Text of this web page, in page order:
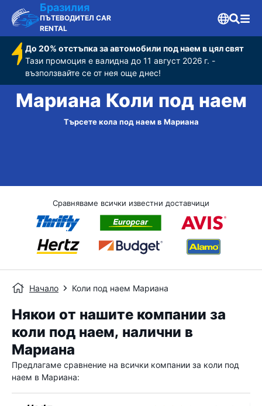
Бразилия
ПЪТЕВОДИТЕЛ CAR
RENTAL
До 20% отстъпка за автомобили под наем в цял свят
Тази промоция е валидна до 11 август 2026 г. -
възползвайте се от нея още днес!
Мариана Коли под наем
Търсете кола под наем в Мариана
Сравняваме всички известни доставчици
Начало Коли под наем Мариана
Някои от нашите компании за
коли под наем, налични в
Мариана
Предлагаме сравнение на всички компании за коли под
наем в Мариана: